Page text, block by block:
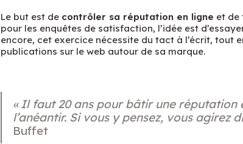
Le but est de contrôler sa réputation en ligne et de
pour les enquêtes de satisfaction, l’idée est
encore, cet exercice nécessite du tact à l’écrit, tout
publications sur le web autour de sa marque.
« Il faut 20 ans pour bâtir une réputation
l’anéantir. Si vous y pensez, vous agirez
Buffet